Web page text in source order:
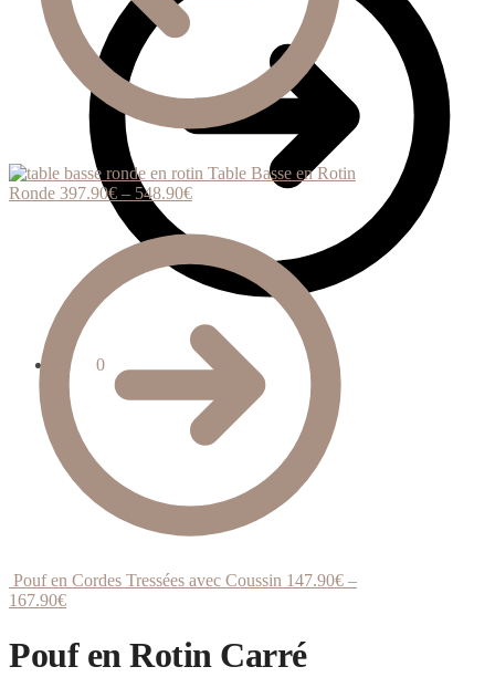
0.00 0
Table Basse en Rotin
Ronde 397.90€ – 548.90€
Pouf en Cordes Tressées avec Coussin 147.90€ –
167.90€
Pouf en Rotin Carré